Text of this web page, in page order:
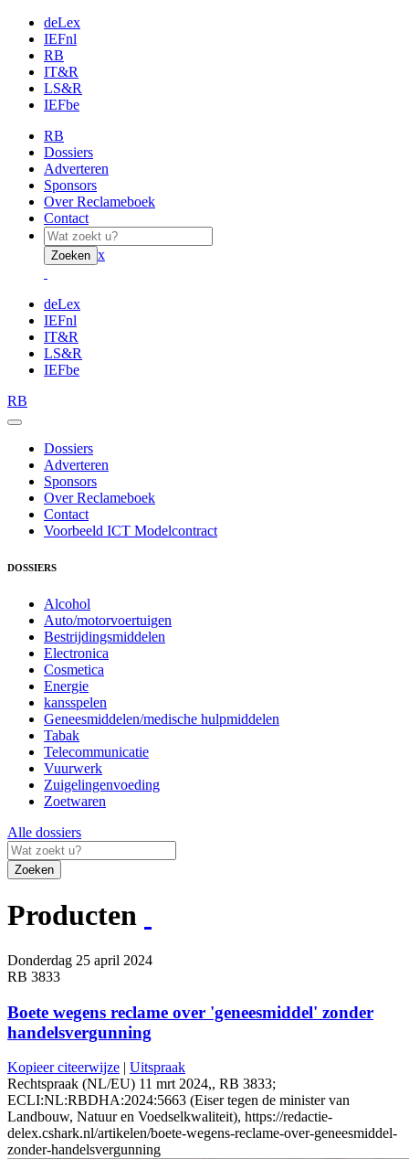
deLex
IEFnl
RB
IT&R
LS&R
IEFbe
RB
Dossiers
Adverteren
Sponsors
Over Reclameboek
Contact
Zoeken x
deLex
IEFnl
IT&R
LS&R
IEFbe
RB
Dossiers
Adverteren
Sponsors
Over Reclameboek
Contact
Voorbeeld ICT Modelcontract
DOSSIERS
Alcohol
Auto/motorvoertuigen
Bestrijdingsmiddelen
Electronica
Cosmetica
Energie
kansspelen
Geneesmiddelen/medische hulpmiddelen
Tabak
Telecommunicatie
Vuurwerk
Zuigelingenvoeding
Zoetwaren
Alle dossiers
Zoeken
Producten
Donderdag 25 april 2024
RB 3833
Boete wegens reclame over 'geneesmiddel' zonder
handelsvergunning
Kopieer citeerwijze | Uitspraak
Rechtspraak (NL/EU) 11 mrt 2024,, RB 3833;
ECLI:NL:RBDHA:2024:5663 (Eiser tegen de minister van
Landbouw, Natuur en Voedselkwaliteit), https://redactie-
delex.cshark.nl/artikelen/boete-wegens-reclame-over-geneesmiddel-
zonder-handelsvergunning